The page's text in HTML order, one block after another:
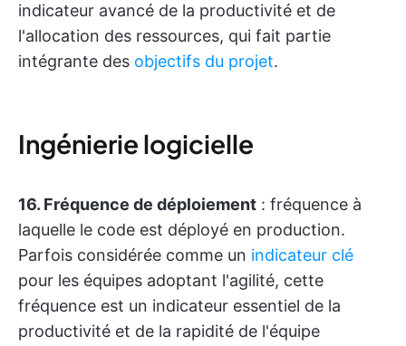
indicateur avancé de la productivité et de
l'allocation des ressources, qui fait partie
intégrante des objectifs du projet.
Ingénierie logicielle
16. Fréquence de déploiement : fréquence à
laquelle le code est déployé en production.
Parfois considérée comme un indicateur clé
pour les équipes adoptant l'agilité, cette
fréquence est un indicateur essentiel de la
productivité et de la rapidité de l'équipe